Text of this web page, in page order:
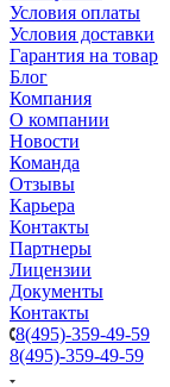
Условия оплаты
Условия доставки
Гарантия на товар
Блог
Компания
О компании
Новости
Команда
Отзывы
Карьера
Контакты
Партнеры
Лицензии
Документы
Контакты
8(495)-359-49-59
8(495)-359-49-59